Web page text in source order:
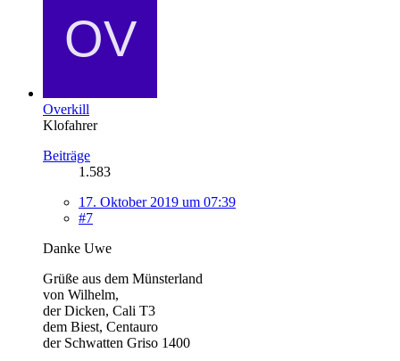
Overkill
Klofahrer
Beiträge
1.583
17. Oktober 2019 um 07:39
#7
Danke Uwe
Grüße aus dem Münsterland
von Wilhelm,
der Dicken, Cali T3
dem Biest, Centauro
der Schwatten Griso 1400